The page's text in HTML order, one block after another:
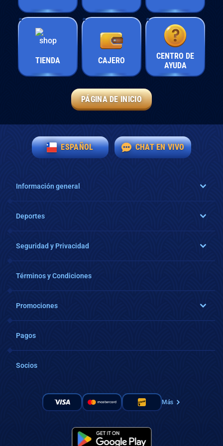
TIENDA CAJERO
CENTRO DE
AYUDA
PÁGINA DE INICIO
ESPAÑOL CHAT EN VIVO
Información general
Deportes
Seguridad y Privacidad
Términos y Condiciones
Promociones
Pagos
Socios
Más